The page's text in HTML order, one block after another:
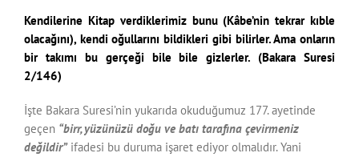
Kendilerine Kitap verdiklerimiz bunu (Kâbe’nin tekrar kıble
olacağını), kendi oğullarını bildikleri gibi bilirler. Ama onların
bir takımı bu gerçeği bile bile gizlerler. (Bakara Suresi
2/146)
İşte Bakara Suresi’nin yukarıda okuduğumuz 177. ayetinde
geçen “birr, yüzünüzü doğu ve batı tarafına çevirmeniz
değildir”ifadesi bu duruma işaret ediyor olmalıdır. Yani